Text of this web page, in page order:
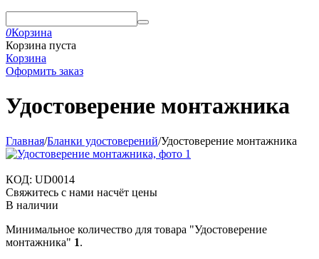
0Корзина
Корзина пуста
Корзина
Оформить заказ
Удостоверение монтажника
Главная/Бланки удостоверений/Удостоверение монтажника
КОД: UD0014
Свяжитесь с нами насчёт цены
В наличии
Минимальное количество для товара "Удостоверение
монтажника" 1.